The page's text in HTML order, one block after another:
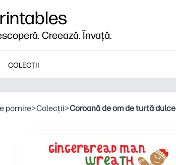
Creează. Învață.
COLECȚII
pornire>Colecții>Coroană de om de turtă dulce